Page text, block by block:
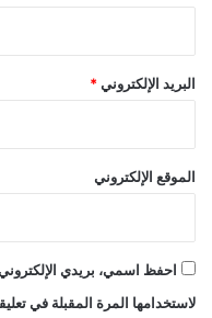
البريد الإلكتروني *
الموقع الإلكتروني
احفظ اسمي، بريدي
لاستخدامها المرة المقبلة في